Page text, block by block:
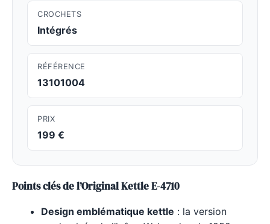
CROCHETS
Intégrés
RÉFÉRENCE
13101004
PRIX
199 €
Points clés de l’Original Kettle E-4710
Design emblématique kettle : la version